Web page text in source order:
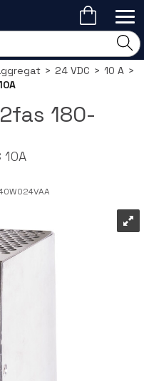
>24 VDC>10 A>
180-